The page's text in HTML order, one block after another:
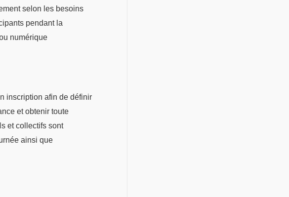
selon les besoins
pendant la
numérique
inscription afin de définir
et obtenir toute
et collectifs sont
ainsi que